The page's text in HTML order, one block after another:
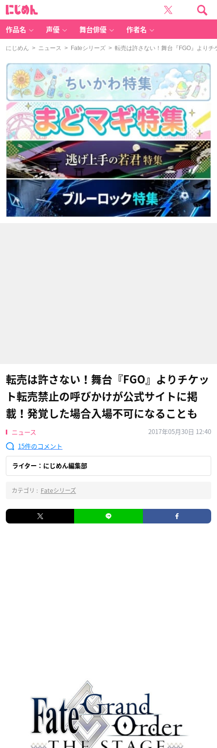
作品名 声優 舞台俳優 作者名
にじめん > ニュース > Fateシリーズ > 転売は許さない！舞台『FGO』より
転売は許さない！舞台『FGO』よりチケッ
ト転売禁止の呼びかけが公式サイトに掲
載！発覚した場合入場不可になることも
ニュース
2017年05月30日 12:40
15
ライター：にじめん編集部
カテゴリ : Fateシリーズ